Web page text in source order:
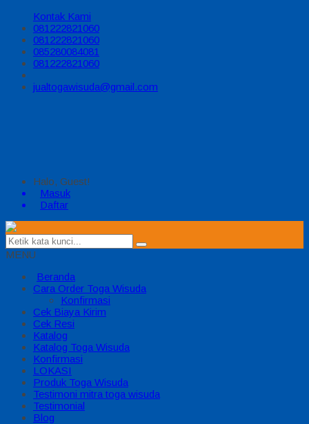
Kontak Kami
081222821060
081222821060
085280084081
081222821060
jualtogawisuda@gmail.com
Halo, Guest!
Masuk
Daftar
MENU
Beranda
Cara Order Toga Wisuda
Konfirmasi
Cek Biaya Kirim
Cek Resi
Katalog
Katalog Toga Wisuda
Konfirmasi
LOKASI
Produk Toga Wisuda
Testimoni mitra toga wisuda
Testimonial
Blog